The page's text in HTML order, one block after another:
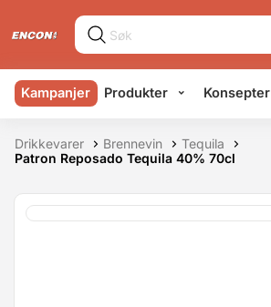
Kampanjer Produkter Konsepter
Drikkevarer Brennevin
Tequila
Patron Reposado Tequila 40% 70cl